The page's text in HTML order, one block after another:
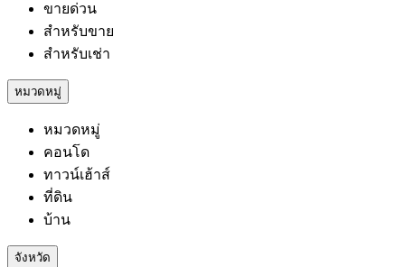
ขายด่วน
สำหรับขาย
สำหรับเช่า
หมวดหมู่
หมวดหมู่
คอนโด
ทาวน์เฮ้าส์
ที่ดิน
บ้าน
จังหวัด